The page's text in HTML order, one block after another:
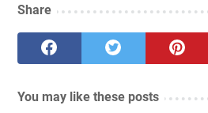
Share
You may like these posts